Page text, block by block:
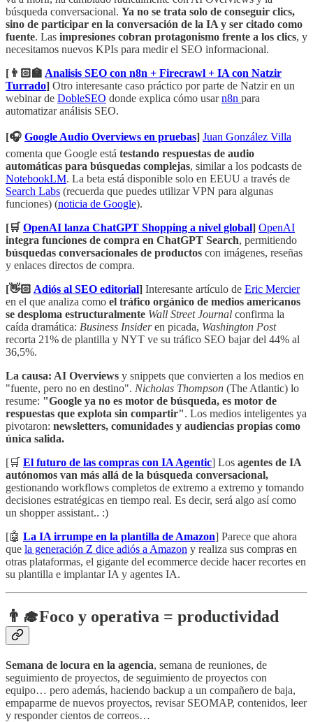
búsqueda conversacional. Ya no se trata solo de conseguir clics,
sino de participar en la conversación de la IA y ser citado como
fuente. Las impresiones cobran protagonismo frente a los clics, y
necesitamos nuevos KPIs para medir el SEO informacional.
[👨🏻‍🏫 Analisis SEO con n8n + Firecrawl + IA con Natzir
Turrado] Otro interesante caso práctico por parte de Natzir en un
webinar de DobleSEO donde explica cómo usarn8n para
automatizar análisis SEO.
[🎧 Google Audio Overviews en pruebas] Juan González Villa
comenta que Google está testando respuestas de audio
automáticas para búsquedas complejas, similar a los podcasts de
NotebookLM. La beta está disponible solo en EEUU a través de
Search Labs (recuerda que puedes utilizar VPN para algunas
funciones) (noticia de Google).
[🛒 OpenAI lanza ChatGPT Shopping a nivel global] OpenAI
integra funciones de compra en ChatGPT Search, permitiendo
búsquedas conversacionales de productos con imágenes, reseñas
y enlaces directos de compra.
[👋🏻 Adiós al SEO editorial] Interesante artículo de Eric Mercier
en el que analiza como el tráfico orgánico de medios americanos
se desploma estructuralmente Wall Street Journal confirma la
caída dramática: Business Insideren picada, Washington Post
recorta 21% de plantilla y NYT ve su tráfico SEO bajar del 44% al
36,5%.
La causa: AI Overviews y snippets que convierten a los medios en
"fuente, pero no en destino". Nicholas Thompson (The Atlantic) lo
resume: "Google ya no es motor de búsqueda, es motor de
respuestas que explota sin compartir". Los medios inteligentes ya
pivotaron: newsletters, comunidades y audiencias propias como
única salida.
[🛒 El futuro de las compras con IA Agentic] Los agentes de IA
autónomos van más allá de la búsqueda conversacional,
gestionando workflows completos de extremo a extremo y tomando
decisiones estratégicas en tiempo real. Es decir, será algo así como
un shopper assistant.. :)
[🤖 La IA irrumpe en la plantilla de Amazon] Parece que ahora
que la generación Z dice adiós a Amazon y realiza sus compras en
otras plataformas, el gigante del ecommerce decide hacer recortes en
su plantilla e implantar IA y agentes IA.
👨‍🎓Foco y operativa = productividad
Semana de locura en la agencia, semana de reuniones, de
seguimiento de proyectos, de seguimiento de proyectos con
equipo… pero además, haciendo backup a un compañero de baja,
empaparme de nuevos proyectos, revisar SEOMAP, contenidos, leer
y responder cientos de correos…